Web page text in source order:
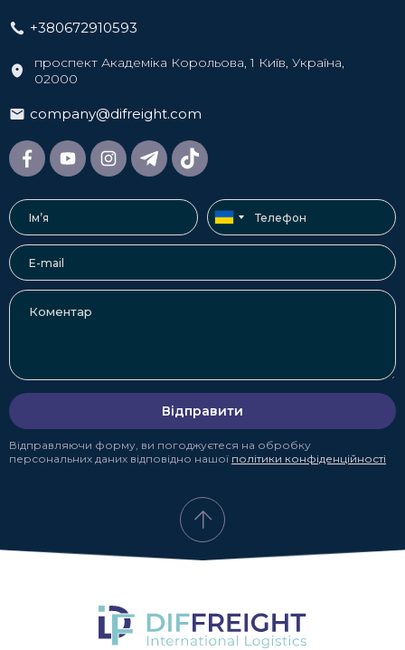
+380672910593
проспект Академіка Корольова, 1 Київ, Україна,
02000
company@difreight.com
Відправити
Відправляючи форму, ви погоджуєтеся на обробку
персональних даних відповідно нашої політики конфіденційності